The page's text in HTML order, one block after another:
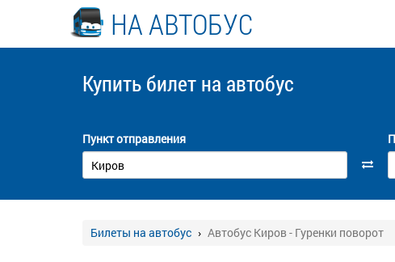
НА АВТОБУС
Купить билет на автобус
Пункт отправления
Билеты на автобус Автобус Киров - Гуренки поворот